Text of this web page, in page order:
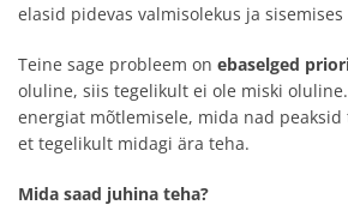
elasid pidevas valmisolekus ja sisemises
Teine sage probleem on ebaselged
oluline, siis tegelikult ei ole miski
energiat mõtlemisele, mida nad peaksid
et tegelikult midagi ära teha.
Mida saad juhina teha?